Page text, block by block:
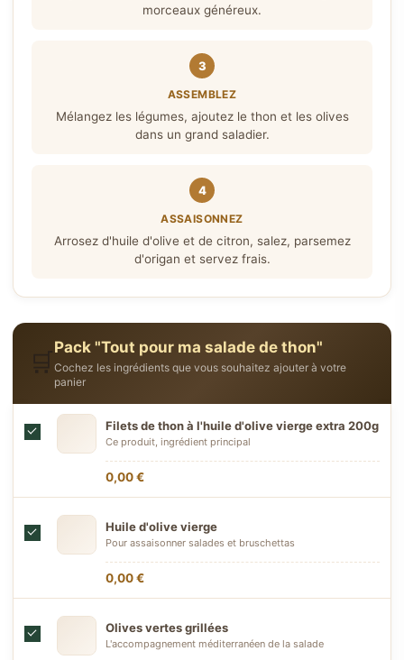
morceaux généreux.
3
ASSEMBLEZ
Mélangez les légumes, ajoutez le thon et les olives
dans un grand saladier.
4
ASSAISONNEZ
Arrosez d'huile d'olive et de citron, salez, parsemez
d'origan et servez frais.
🛒
Pack "Tout pour ma salade de thon"
Cochez les ingrédients que vous souhaitez ajouter à votre
panier
Filets de thon à l'huile d'olive vierge extra 200g
Ce produit, ingrédient principal
0,00 €
Huile d'olive vierge
Pour assaisonner salades et bruschettas
0,00 €
Olives vertes grillées
L'accompagnement méditerranéen de la salade